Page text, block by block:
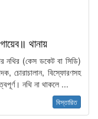
থানায়
নথির (কেস ডকেট বা সিডি)
চোরাচালান, বিস্ফোরণসহ
নথি না থাকলে ...
বিস্তারিত